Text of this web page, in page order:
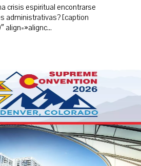
crisis espiritual encontrarse
administrativas? [caption
align=»alignc...